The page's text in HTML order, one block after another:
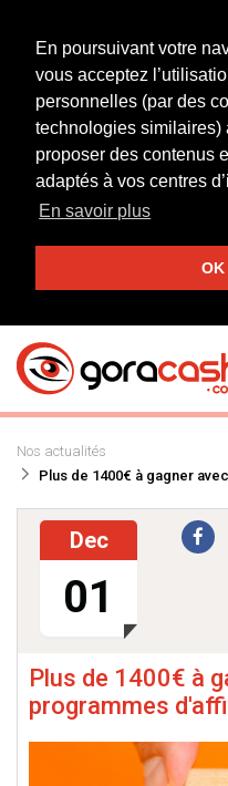
En poursuivant votre
vous acceptez
personnelles (par des
technologies similaires)
proposer des contenus
adaptés à vos centres
En savoir plus
OK
Nos actualités
Plus de 1400€ à gagner
Dec
01
Plus de 1400€ à
programmes